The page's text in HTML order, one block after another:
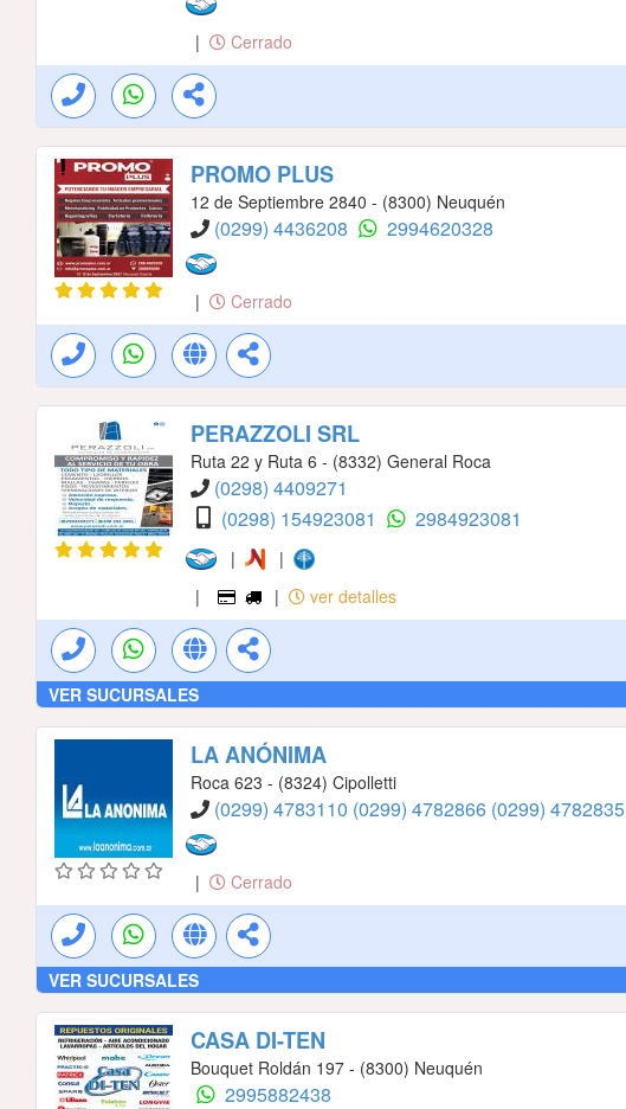
| Cerrado
PROMO PLUS
12 de Septiembre 2840 - (8300) Neuquén
(0299) 4436208 2994620328
| Cerrado
PERAZZOLI SRL
Ruta 22 y Ruta 6 - (8332) General Roca
(0298) 4409271
(0298) 154923081
2984923081
|
|
|
| ver detalles
VER SUCURSALES
LA ANÓNIMA
Roca 623 - (8324) Cipolletti
(0299) 4783110 (0299) 4782866 (0299) 4782835
| Cerrado
VER SUCURSALES
CASA DI-TEN
Bouquet Roldán 197 - (8300) Neuquén
2995882438